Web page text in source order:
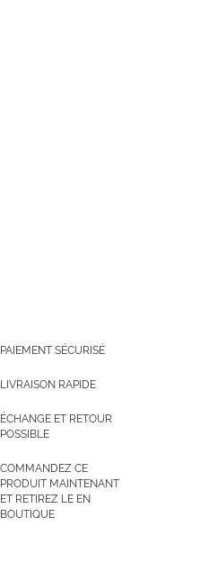
PAIEMENT SÉCURISÉ
LIVRAISON RAPIDE
ÉCHANGE ET RETOUR
POSSIBLE
COMMANDEZ CE
PRODUIT MAINTENANT
ET RETIREZ LE EN
BOUTIQUE